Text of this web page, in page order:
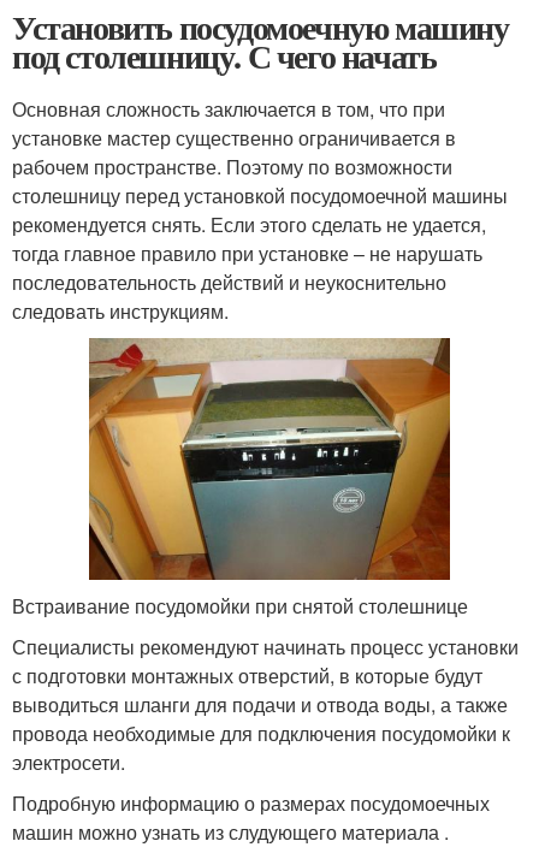
Установить посудомоечную машину
под столешницу. С чего начать
Основная сложность заключается в том, что при
установке мастер существенно ограничивается в
рабочем пространстве. Поэтому по возможности
столешницу перед установкой посудомоечной машины
рекомендуется снять. Если этого сделать не удается,
тогда главное правило при установке – не нарушать
последовательность действий и неукоснительно
следовать инструкциям.
Встраивание посудомойки при снятой столешнице
Специалисты рекомендуют начинать процесс установки
с подготовки монтажных отверстий, в которые будут
выводиться шланги для подачи и отвода воды, а также
провода необходимые для подключения посудомойки к
электросети.
Подробную информацию о размерах посудомоечных
машин можно узнать из слудующего материала .